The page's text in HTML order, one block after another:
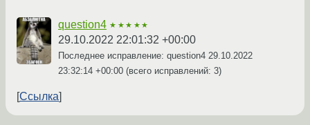
question4 ★★★★★
29.10.2022 22:01:32 +00:00
Последнее исправление: question4 29.10.2022
23:32:14 +00:00 (всего исправлений: 3)
Ссылка